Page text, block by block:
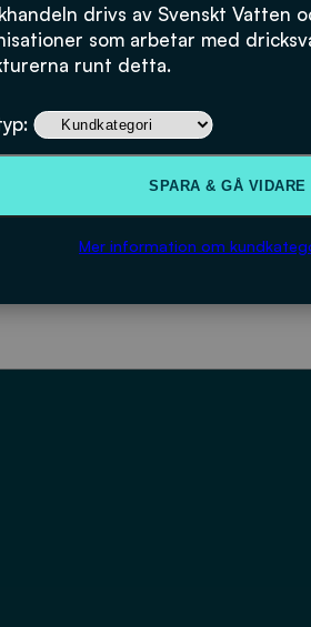
drivs av Svenskt Vatten
som arbetar med
runt detta.
SPARA & GÅ VIDARE
Mer information om
kluster
LADDA NED